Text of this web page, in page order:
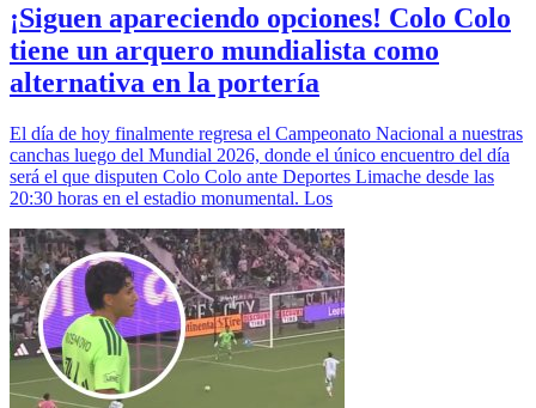
¡Siguen apareciendo opciones! Colo Colo
tiene un arquero mundialista como
alternativa en la portería
El día de hoy finalmente regresa el Campeonato Nacional a nuestras
canchas luego del Mundial 2026, donde el único encuentro del día
será el que disputen Colo Colo ante Deportes Limache desde las
20:30 horas en el estadio monumental. Los